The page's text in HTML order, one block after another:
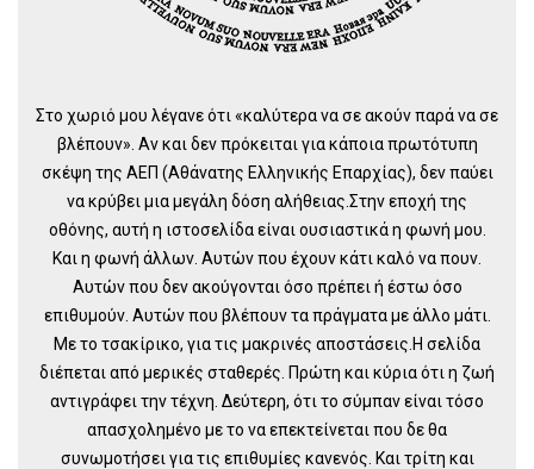
Στο χωριό μου λέγανε ότι «καλύτερα να σε ακούν παρά να σε
βλέπουν». Αν και δεν πρόκειται για κάποια πρωτότυπη
σκέψη της ΑΕΠ (Αθάνατης Ελληνικής Επαρχίας), δεν παύει
να κρύβει μια μεγάλη δόση αλήθειας.Στην εποχή της
οθόνης, αυτή η ιστοσελίδα είναι ουσιαστικά η φωνή μου.
Και η φωνή άλλων. Αυτών που έχουν κάτι καλό να πουν.
Αυτών που δεν ακούγονται όσο πρέπει ή έστω όσο
επιθυμούν. Αυτών που βλέπουν τα πράγματα με άλλο μάτι.
Με το τσακίρικο, για τις μακρινές αποστάσεις.Η σελίδα
διέπεται από μερικές σταθερές. Πρώτη και κύρια ότι η ζωή
αντιγράφει την τέχνη. Δεύτερη, ότι το σύμπαν είναι τόσο
απασχολημένο με το να επεκτείνεται που δε θα
συνωμοτήσει για τις επιθυμίες κανενός. Και τρίτη και